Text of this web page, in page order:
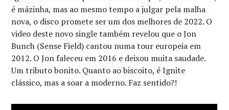
é mázinha, mas ao mesmo tempo a julgar pela malha
nova, o disco promete ser um dos melhores de 2022. O
video deste novo single também revelou que o Jon
Bunch (Sense Field) cantou numa tour europeia em
2012. O Jon faleceu em 2016 e deixou muita saudade.
Um tributo bonito. Quanto ao biscoito, é Ignite
clássico, mas a soar a moderno. Faz sentido?!